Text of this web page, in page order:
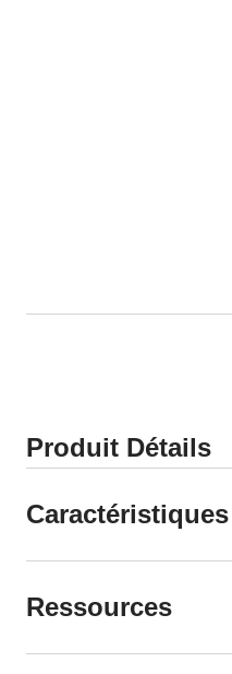
Produit Détails
Caractéristiques
Ressources